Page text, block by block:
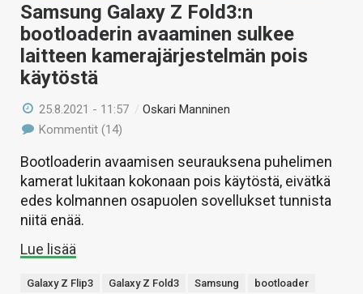
HAKU
Samsung Galaxy Z Fold3:n
bootloaderin avaaminen sulkee
laitteen kamerajärjestelmän pois
käytöstä
25.8.2021 - 11:57 /Oskari Manninen
Kommentit (14)
Bootloaderin avaamisen seurauksena puhelimen
kamerat lukitaan kokonaan pois käytöstä, eivätkä
edes kolmannen osapuolen sovellukset tunnista
niitä enää.
Lue lisää
Galaxy Z Flip3 Galaxy Z Fold3 Samsung bootloader